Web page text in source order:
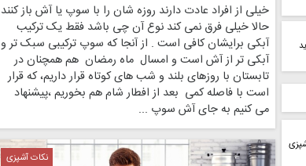
خیلی از افراد عادت دارند روزه شان را با سوپ یا آش باز کنند
حالا خیلی فرق نمی کند نوع آن چی باشد فقط یک ترکیب
آبکی برایشان کافی است . از آنجا که سوپ ترکیبی سبک تر و
آبکی تر از آش است و امسال ماه رمضان هم همچنان در
تابستان با روزهای بلند و شب های کوتاه قرار داریم، که قرار
است با فاصله کمی بعد از افطار شام هم بخوریم ،پیشنهاد
می کنیم به جای آش سوپ ...
نکات آشپزی